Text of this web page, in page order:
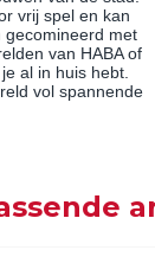
vrij spel en kan
gecomineerd met
van HABA of
al in huis hebt.
vol spannende